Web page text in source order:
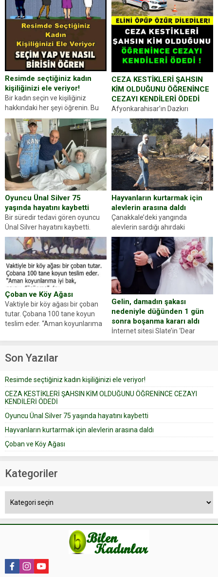
Resimde seçtiğiniz kadın
kişiliğinizi ele veriyor!
Bir kadın seçin ve kişiliğiniz
hakkındaki her şeyi öğrenin. Bu
kez karşınıza oldukça farklı bir
kişilik testiyle çıkıyoruz. Resimde
gördüğünüz kadın figürlerinden
dikkatinizi en...
CEZA KESTİKLERİ ŞAHSIN
KİM OLDUĞUNU ÖĞRENİNCE
CEZAYI KENDİLERİ ÖDEDİ
Afyonkarahisar’ın Dazkırı
ilçesinde trafik uygulaması
yapan jandarma ekipleri
durdurdukları bir otomobilin
sürücüsünden ehliyet ve ruhsat
sorup belgelerini istedi. Sürücü
Abdurrahman Ö.nün verdiği
evraklarda eksik olduğunu...
Oyuncu Ünal Silver 75
yaşında hayatını kaybetti
Bir süredir tedavi gören oyuncu
Ünal Silver hayatını kaybetti.
Haberi, oyuncunun menajerlik
ajansı duyurdu. Renda Güner,
sosyal medya hesabında “Usta
Oyuncumuz ve çok değerli
dostumuz...
Hayvanların kurtarmak için
alevlerin arasına daldı
Çanakkale’deki yangında
alevlerin sardığı ahırdaki
hayvanlarını kurtarmak isteyen
Zeki Demir (66) ölümden döndü.
Yüzünde ve ellerinde yanıklar
oluşan Demir, kâbus dolu anları
anlattı… Merkeze bağlı...
Çoban ve Köy Ağası
Vaktiyle bir köy ağası bir çoban
tutar. Çobana 100 tane koyun
teslim eder. “Aman koyunlarıma
Çoban koyunları alır gider. Aylar...
Gelin, damadın şakası
nedeniyle düğünden 1 gün
sonra boşanma kararı aldı
İnternet sitesi Slate’in ‘Dear
Prudence’ isimli tavsiye köşesine
yapıştırdığı için düğünden...
Son Yazılar
Resimde seçtiğiniz kadın kişiliğinizi ele veriyor!
CEZA KESTİKLERİ ŞAHSIN KİM OLDUĞUNU ÖĞRENİNCE CEZAYI
KENDİLERİ ÖDEDİ
Oyuncu Ünal Silver 75 yaşında hayatını kaybetti
Hayvanların kurtarmak için alevlerin arasına daldı
Çoban ve Köy Ağası
Kategoriler